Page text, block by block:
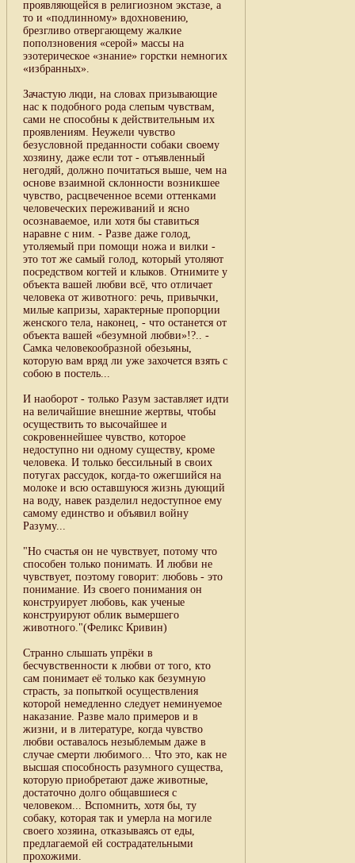
проявляющейся в религиозном экстазе, а
то и «подлинному» вдохновению,
брезгливо отвергающему жалкие
поползновения «серой» массы на
эзотерическое «знание» горстки немногих
«избранных».
Зачастую люди, на словах призывающие
нас к подобного рода слепым чувствам,
сами не способны к действительным их
проявлениям. Неужели чувство
безусловной преданности собаки своему
хозяину, даже если тот - отъявленный
негодяй, должно почитаться выше, чем на
основе взаимной склонности возникшее
чувство, расцвеченное всеми оттенками
человеческих переживаний и ясно
осознаваемое, или хотя бы ставиться
наравне с ним. - Разве даже голод,
утоляемый при помощи ножа и вилки -
это тот же самый голод, который утоляют
посредством когтей и клыков. Отнимите у
объекта вашей любви всё, что отличает
человека от животного: речь, привычки,
милые капризы, характерные пропорции
женского тела, наконец, - что останется от
объекта вашей «безумной любви»!?.. -
Самка человекообразной обезьяны,
которую вам вряд ли уже захочется взять с
собою в постель...
И наоборот - только Разум заставляет идти
на величайшие внешние жертвы, чтобы
осуществить то высочайшее и
сокровеннейшее чувство, которое
недоступно ни одному существу, кроме
человека. И только бессильный в своих
потугах рассудок, когда-то ожегшийся на
молоке и всю оставшуюся жизнь дующий
на воду, навек разделил недоступное ему
самому единство и объявил войну
Разуму...
"Но счастья он не чувствует, потому что
способен только понимать. И любви не
чувствует, поэтому говорит: любовь - это
понимание. Из своего понимания он
конструирует любовь, как ученые
конструируют облик вымершего
животного."(Феликс Кривин)
Странно слышать упрёки в
бесчувственности к любви от того, кто
сам понимает её только как безумную
страсть, за попыткой осуществления
которой немедленно следует неминуемое
наказание. Разве мало примеров и в
жизни, и в литературе, когда чувство
любви оставалось незыблемым даже в
случае смерти любимого... Что это, как не
высшая способность разумного существа,
которую приобретают даже животные,
достаточно долго общавшиеся с
человеком... Вспомнить, хотя бы, ту
собаку, которая так и умерла на могиле
своего хозяина, отказываясь от еды,
предлагаемой ей сострадательными
прохожими.